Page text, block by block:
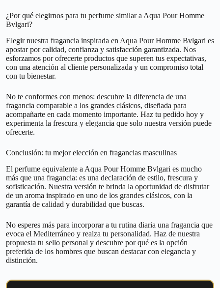
¿Por qué elegirnos para tu perfume similar a Aqua Pour Homme
Bvlgari?
Elegir nuestra fragancia inspirada en Aqua Pour Homme Bvlgari es
apostar por calidad, confianza y satisfacción garantizada. Nos
esforzamos por ofrecerte productos que superen tus expectativas,
con una atención al cliente personalizada y un compromiso total
con tu bienestar.
No te conformes con menos: descubre la diferencia de una
fragancia comparable a los grandes clásicos, diseñada para
acompañarte en cada momento importante. Haz tu pedido hoy y
experimenta la frescura y elegancia que solo nuestra versión puede
ofrecerte.
Conclusión: tu mejor elección en fragancias masculinas
El perfume equivalente a Aqua Pour Homme Bvlgari es mucho
más que una fragancia: es una declaración de estilo, frescura y
sofisticación. Nuestra versión te brinda la oportunidad de disfrutar
de un aroma inspirado en uno de los grandes clásicos, con la
garantía de calidad y durabilidad que buscas.
No esperes más para incorporar a tu rutina diaria una fragancia que
evoca el Mediterráneo y realza tu personalidad. Haz de nuestra
propuesta tu sello personal y descubre por qué es la opción
preferida de los hombres que buscan destacar con elegancia y
distinción.